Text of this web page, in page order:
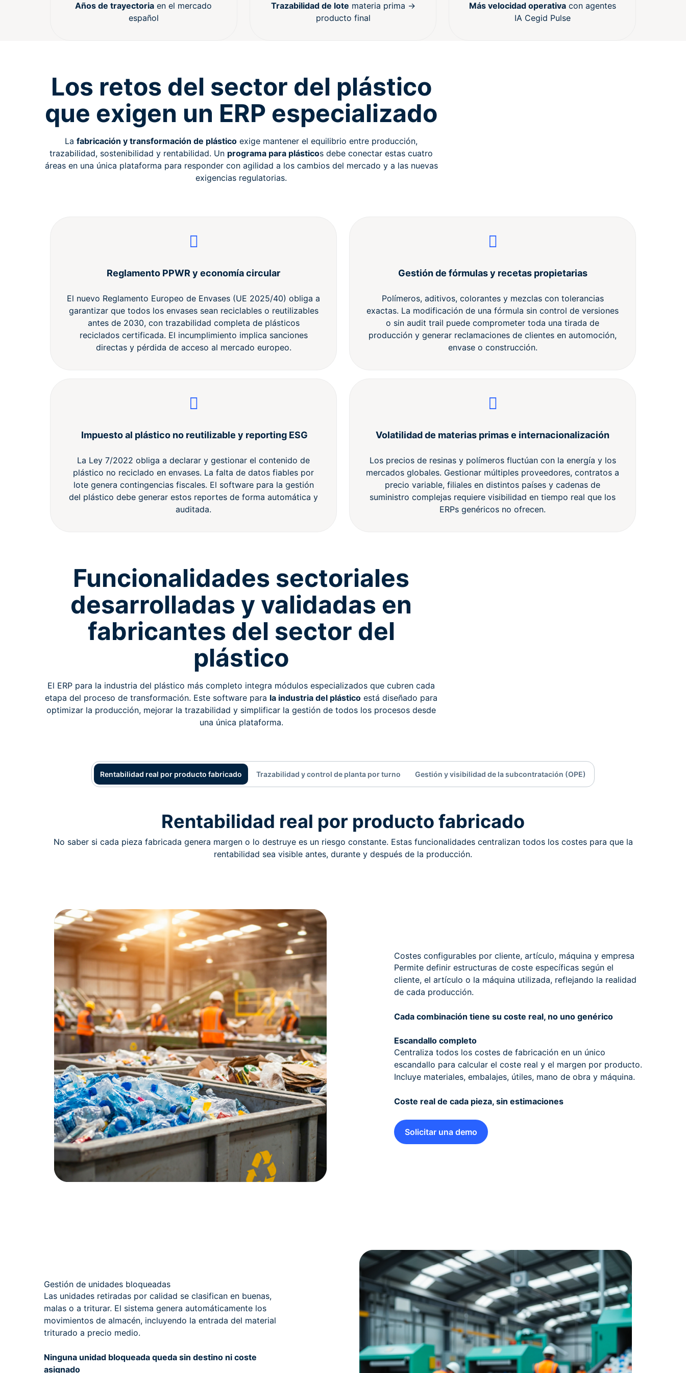
Años de trayectoria en el mercado
español
Trazabilidad de lote materia prima →
producto final
Más velocidad operativacon agentes
IA Cegid Pulse
Los retos del sector del plástico
que exigen un ERP especializado
Lafabricación y transformación de plástico exige mantener el equilibrio entre producción,
trazabilidad, sostenibilidad y rentabilidad. Un programa para plásticos debe conectar estas cuatro
áreas en una única plataforma para responder con agilidad a los cambios del mercado y a las nuevas
exigencias regulatorias.
Reglamento PPWR y economía circular
El nuevo Reglamento Europeo de Envases (UE 2025/40) obliga a
garantizar que todos los envases sean reciclables o reutilizables
antes de 2030, con trazabilidad completa de plásticos
reciclados certificada. El incumplimiento implica sanciones
directas y pérdida de acceso al mercado europeo.
Gestión de fórmulas y recetas propietarias
Polímeros, aditivos, colorantes y mezclas con tolerancias
exactas. La modificación de una fórmula sin control de versiones
o sin audit trail puede comprometer toda una tirada de
producción y generar reclamaciones de clientes en automoción,
envase o construcción.
Impuesto al plástico no reutilizable y reporting ESG
La Ley 7/2022 obliga a declarar y gestionar el contenido de
plástico no reciclado en envases. La falta de datos fiables por
lote genera contingencias fiscales. El software para la gestión
del plástico debe generar estos reportes de forma automática y
auditada.
Volatilidad de materias primas e internacionalización
Los precios de resinas y polímeros fluctúan con la energía y los
mercados globales. Gestionar múltiples proveedores, contratos a
precio variable, filiales en distintos países y cadenas de
suministro complejas requiere visibilidad en tiempo real que los
ERPs genéricos no ofrecen.
Funcionalidades sectoriales
desarrolladas y validadas en
fabricantes del sector del
plástico
El ERP para la industria del plástico más completo integra módulos especializados que cubren cada
etapa del proceso de transformación. Este software para la industria del plástico está diseñado para
optimizar la producción, mejorar la trazabilidad y simplificar la gestión de todos los procesos desde
una única plataforma.
Rentabilidad real por producto fabricado Trazabilidad y control de planta por turno Gestión y visibilidad de la subcontratación (OPE)
Rentabilidad real por producto fabricado
No saber si cada pieza fabricada genera margen o lo destruye es un riesgo constante. Estas funcionalidades centralizan todos los costes para que la
rentabilidad sea visible antes, durante y después de la producción.
Costes configurables por cliente, artículo, máquina y empresa
Permite definir estructuras de coste específicas según el
cliente, el artículo o la máquina utilizada, reflejando la realidad
de cada producción.
Cada combinación tiene su coste real, no uno genérico
Escandallo completo
Centraliza todos los costes de fabricación en un único
escandallo para calcular el coste real y el margen por producto.
Incluye materiales, embalajes, útiles, mano de obra y máquina.
Coste real de cada pieza, sin estimaciones
Solicitar una demo
Gestión de unidades bloqueadas
Las unidades retiradas por calidad se clasifican en buenas,
malas o a triturar. El sistema genera automáticamente los
movimientos de almacén, incluyendo la entrada del material
triturado a precio medio.
Ninguna unidad bloqueada queda sin destino ni coste
asignado